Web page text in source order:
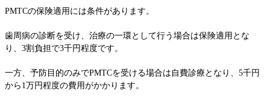
PMTCの保険適用には条件があります。
歯周病の診断を受け、治療の一環として行う場合は保険適用とな
り、3割負担で3千円程度です。
一方、予防目的のみでPMTCを受ける場合は自費診療となり、5千円
から1万円程度の費用がかかります。